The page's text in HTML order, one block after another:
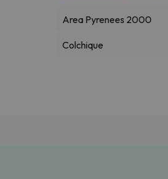
Area Pyrenees 2000
Colchique